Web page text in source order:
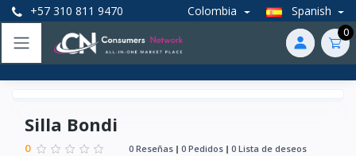
+57 310 811 9470 Colombia Spanish
0
Silla Bondi
0 0 Reseñas 0 Pedidos 0 Lista de deseos